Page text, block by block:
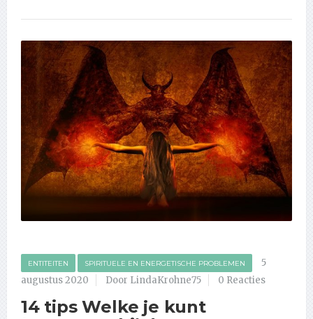
ENTITEITEN SPIRITUELE EN ENERGETISCHE PROBLEMEN
5
augustus 2020
Door LindaKrohne75 0 Reacties
14 tips Welke je kunt